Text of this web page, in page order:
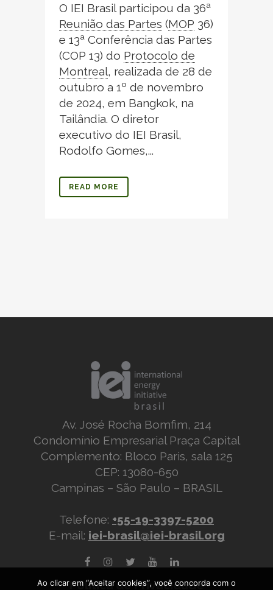
O IEI Brasil participou da 36ª
Reunião das Partes (MOP 36)
e 13ª Conferência das Partes
(COP 13) do Protocolo de
Montreal, realizada de 28 de
outubro a 1º de novembro
de 2024, em Bangkok, na
Tailândia. O diretor
executivo do IEI Brasil,
Rodolfo Gomes,...
READ MORE
Av. José Rocha Bomfim, 214
Condomínio Empresarial Praça Capital
Complemento: Bloco Paris, sala 125
CEP: 13080-650
Campinas – São Paulo – BRASIL
Telefone: +55-19-3397-5200
E-mail: iei-brasil@iei-brasil.org
Política de Privacidade
Ao clicar em “Aceitar cookies”, você concorda com o